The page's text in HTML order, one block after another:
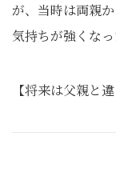
が、当時は両親
気持ちが強くな
【将来は父親と